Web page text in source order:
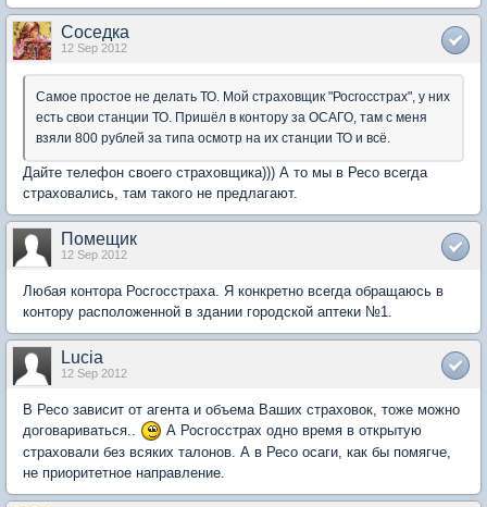
Соседка
12 Sep 2012
Самое простое не делать ТО. Мой страховщик "Росгосстрах", у них
есть свои станции ТО. Пришёл в контору за ОСАГО, там с меня
взяли 800 рублей за типа осмотр на их станции ТО и всё.
Дайте телефон своего страховщика))) А то мы в Ресо всегда
страховались, там такого не предлагают.
Помещик
12 Sep 2012
Любая контора Росгосстраха. Я конкретно всегда обращаюсь в
контору расположенной в здании городской аптеки №1.
Lucia
12 Sep 2012
В Ресо зависит от агента и объема Ваших страховок, тоже можно
договариваться..
А Росгосстрах одно время в открытую
страховали без всяких талонов. А в Ресо осаги, как бы помягче,
не приоритетное направление.